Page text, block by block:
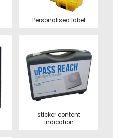
Personalised label
sticker content
indication